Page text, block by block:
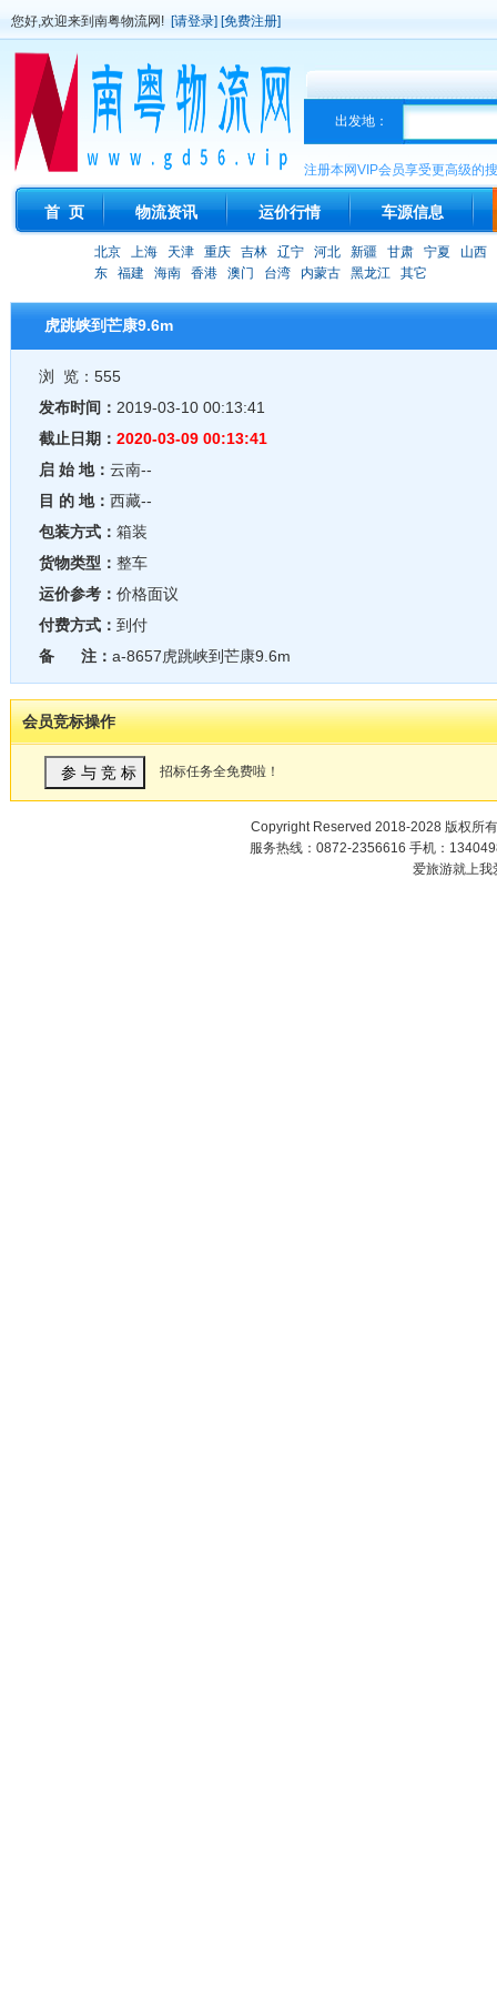
您好,欢迎来到南粤物流网! [请登录] [免费注册]
出发地：
注册本网VIP会员享受更高级的
首 页 物流资讯 运价行情 车源信息
北京 上海 天津 重庆 吉林 辽宁 河北 新疆 甘肃 宁夏
山西
东
福建 海南 香港 澳门 台湾 内蒙古 黑龙江 其它
虎跳峡到芒康9.6m
浏 览：555
发布时间： 2019-03-10 00:13:41
截止日期： 2020-03-09 00:13:41
启 始 地： 云南--
目 的 地： 西藏--
包装方式： 箱装
货物类型： 整车
运价参考： 价格面议
付费方式： 到付
备 注： a-8657虎跳峡到芒康9.6m
会员竞标操作
招标任务全免费啦！
Copyright Reserved 2018-2028 版权所
服务热线：0872-2356616 手机：
爱旅游就上我